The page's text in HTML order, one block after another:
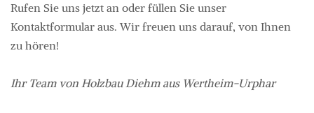
Rufen Sie uns jetzt an oder füllen Sie unser
Kontaktformular aus. Wir freuen uns darauf, von Ihnen
zu hören!
Ihr Team von Holzbau Diehm aus Wertheim-Urphar